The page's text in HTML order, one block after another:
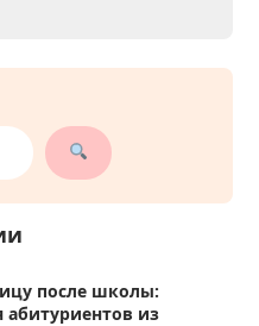
после школы:
из